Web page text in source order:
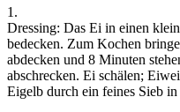
1.
Dressing: Das Ei in einen
bedecken. Zum Kochen
abdecken und 8 Minuten
abschrecken. Ei schälen;
Eigelb durch ein feines Sieb in